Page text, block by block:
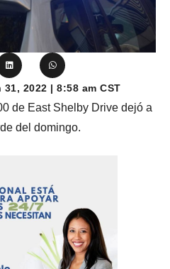
31, 2022 | 8:58 am CST
de East Shelby Drive dejó a
del domingo.